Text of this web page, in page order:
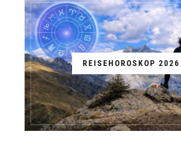
REISEHOROSKOP 2026